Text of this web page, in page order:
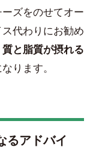
ズをのせてオー
代わりにお勧め
と脂質が摂れる
なります。
るアドバイ